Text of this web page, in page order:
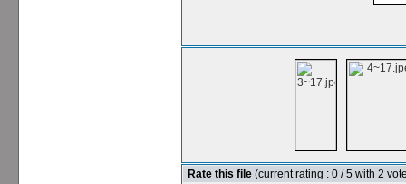
Rate this file (current rating : 0 / 5 with 2